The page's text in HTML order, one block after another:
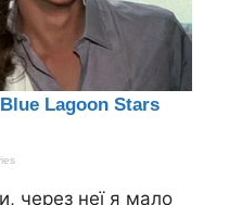
чеpез неї я мало